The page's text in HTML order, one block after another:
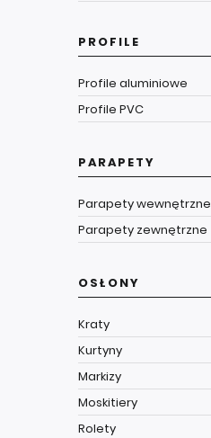
PROFILE
Profile aluminiowe
Profile PVC
PARAPETY
Parapety wewnętrzne
Parapety zewnętrzne
OSŁONY
Kraty
Kurtyny
Markizy
Moskitiery
Rolety